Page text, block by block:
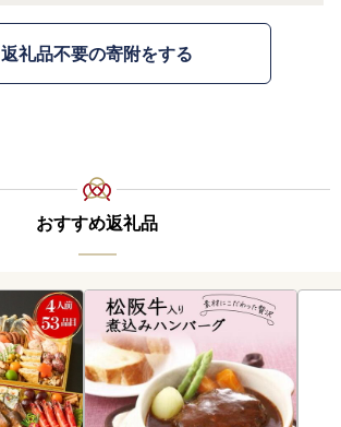
返礼品不要の寄附をする
おすすめ返礼品